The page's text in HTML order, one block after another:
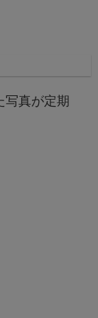
写真が定期